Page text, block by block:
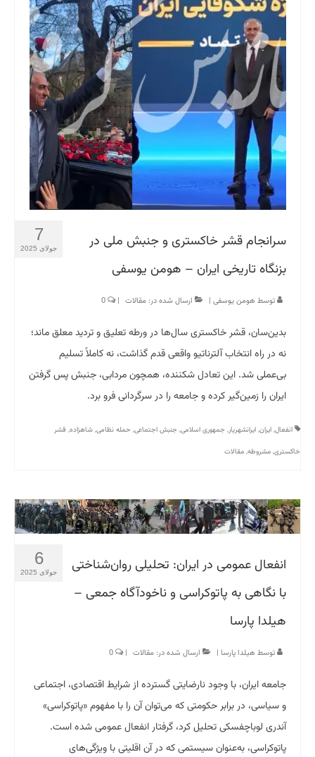
7
جولای 2025
سرانجام قشر خاکستری و جنبش ملی در
بزنگاه تاریخی ایران – هومن یوسفی
توسط هومن یوسفی | ارسال شده در: مقالات |
بدین‌سان، قشر خاکستری سال‌ها در ورطه تعلیق و تردید معلق ماند؛
نه در راه انتخاب آلترناتیو واقعی قدم گذاشت، نه کاملاً تسلیم
بی‌عملی شد. این تعادل شکننده، همچون مردابی، جنبش پس گرفتن
ایران را زمین‌گیر کرده و جامعه را در سرگردانی فرو برد.
انفعال, ایران, ایرانشهریار, جمهوری اسلامی, جنبش اجتماعی, حمله نظامی, شاهزاده, قشر
خاکستری, مشروطه, مقالات
6
جولای 2025
انفعال عمومی در ایران: تحلیلی روان‌شناختی
با نگاهی به پاتوکراسی و ناخودآگاه جمعی –
هیلدا پارسا
توسط هیلدا پارسا | ارسال شده در: مقالات |
جامعه ایران، با وجود نارضایتی گسترده از شرایط اقتصادی، اجتماعی
و سیاسی، در برابر حکومتی که می‌توان آن را با مفهوم «پاتوکراسی»
آندری لوباچفسکی تحلیل کرد، گرفتار انفعال عمومی شده است.
پاتوکراسی، به‌عنوان سیستمی که در آن اقلیتی با ویژگی‌های